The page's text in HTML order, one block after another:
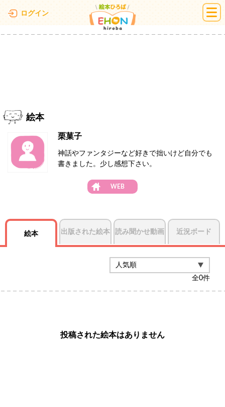
ログイン 絵本ひろば
絵本
栗菓子
神話やファンタジーなど好きで拙いけど自分でも
書きました。少し感想下さい。
WEB
絵本 出版された絵本 読み聞かせ動画 近況ボード
全0件
投稿された絵本はありません